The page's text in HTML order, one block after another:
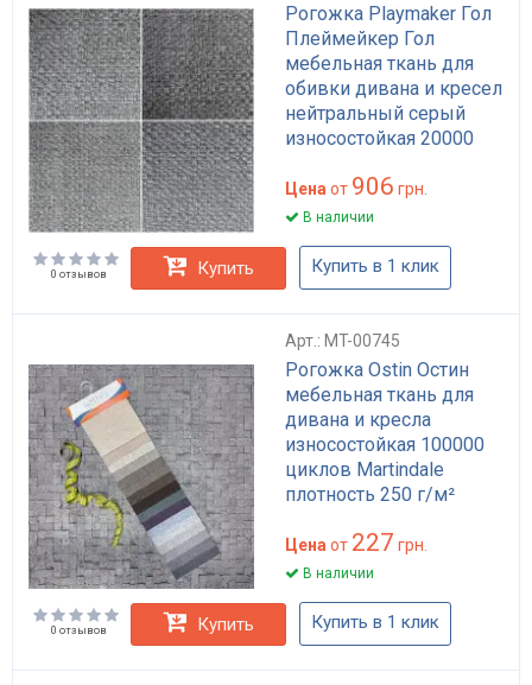
Рогожка Playmaker Гол
Плеймейкер Гол
мебельная ткань для
обивки дивана и кресел
нейтральный серый
износостойкая 20000
Цена от 906 грн.
В наличии
0 отзывов Купить Купить в 1 клик
Арт.: MT-00745
Рогожка Ostin Остин
мебельная ткань для
дивана и кресла
износостойкая 100000
циклов Martindale
плотность 250 г/м²
Цена от 227 грн.
В наличии
0 отзывов Купить Купить в 1 клик